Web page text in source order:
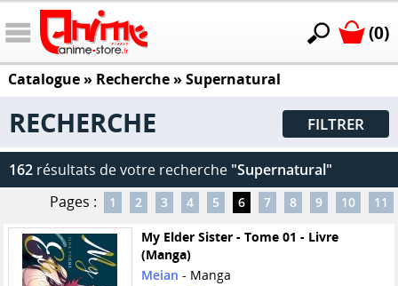
(0)
Catalogue» Recherche » Supernatural
RECHERCHE FILTRER
162 résultats de votre recherche "Supernatural"
Pages :
1 2 3 4 5 6 7 8 9 10 11
My Elder Sister - Tome 01 - Livre
(Manga)
Meian - Manga